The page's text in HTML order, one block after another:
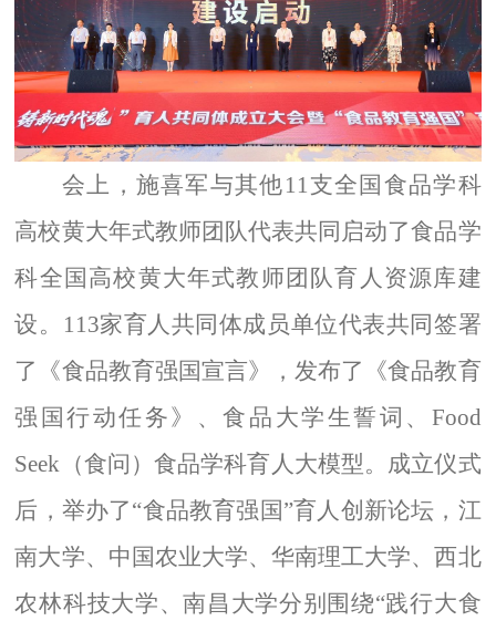
会上，施喜军与其他11支全国食品学科
高校黄大年式教师团队代表共同启动了食品学
科全国高校黄大年式教师团队育人资源库建
设。
113家育人共同体成员单位代表共同签署
了《食品教育强国宣言》，发布了《食品教育
强国行动任务》、食品大学生誓词、 Food
Seek （食问）食品学科育人大模型。成立仪式
后，举办了“食品教育强国”育人创新论坛，江
南大学、中国农业大学、华南理工大学、西北
农林科技大学、南昌大学分别围绕“践行大食